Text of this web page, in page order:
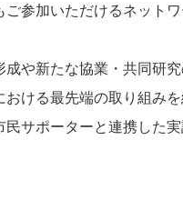
参加いただけるネット
や新たな協業・共同研究
ける最先端の取り組みを
サポーターと連携した